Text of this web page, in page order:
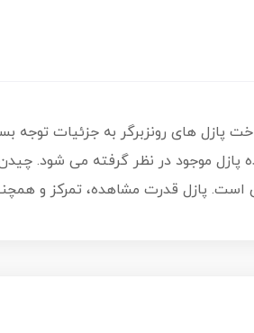
در ساخت پازل های رونزبرگر به جزئیات
پازل موجود در نظر گرفته می شود.
است. پازل قدرت مشاهده، تمرکز و